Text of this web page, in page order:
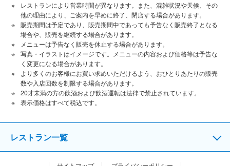
レストランにより営業時間が異なります。また、混雑状況や天候、その
他の理由により、ご案内を早めに終了、閉店する場合があります。
販売期間は予定であり、販売期間中であっても予告なく販売終了となる
場合や、販売を継続する場合があります。
メニューは予告なく販売を休止する場合があります。
写真・イラストはイメージです。メニューの内容および価格等は予告な
く変更になる場合があります。
より多くのお客様にお買い求めいただけるよう、おひとりあたりの販売
数や入店回数を制限する場合があります。
20才未満の方の飲酒および飲酒運転は法律で禁止されています。
表⽰価格はすべて税込です。
レストラン一覧